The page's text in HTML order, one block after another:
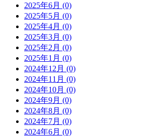
2025年6月 (0)
2025年5月 (0)
2025年4月 (0)
2025年3月 (0)
2025年2月 (0)
2025年1月 (0)
2024年12月 (0)
2024年11月 (0)
2024年10月 (0)
2024年9月 (0)
2024年8月 (0)
2024年7月 (0)
2024年6月 (0)